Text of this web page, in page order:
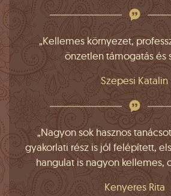
„Kellemes környezet,
önzetlen támogatás és
Szepesi Katalin
„Nagyon sok hasznos
gyakorlati rész is jól felépített,
hangulat is nagyon kellemes,
Kenyeres Rita